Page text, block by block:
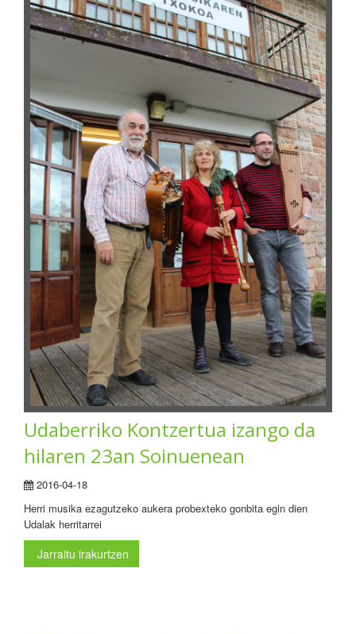
Udaberriko Kontzertua izango da
hilaren 23an Soinuenean
2016-04-18
Herri musika ezagutzeko aukera probexteko gonbita egin dien
Udalak herritarrei
Jarraitu irakurtzen